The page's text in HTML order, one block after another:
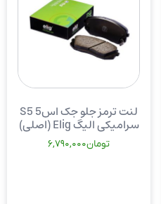
لنت ترمز جلو جک اس5 S5
سرامیکی الیگ Elig (اصلی)
تومان6,790,000